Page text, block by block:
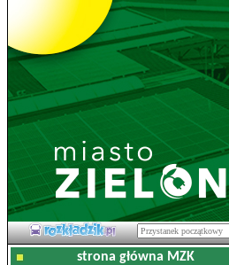
strona główna MZK